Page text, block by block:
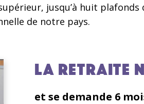
jusqu’à huit
de notre pays.
LA RETRAITE
et se demande 6